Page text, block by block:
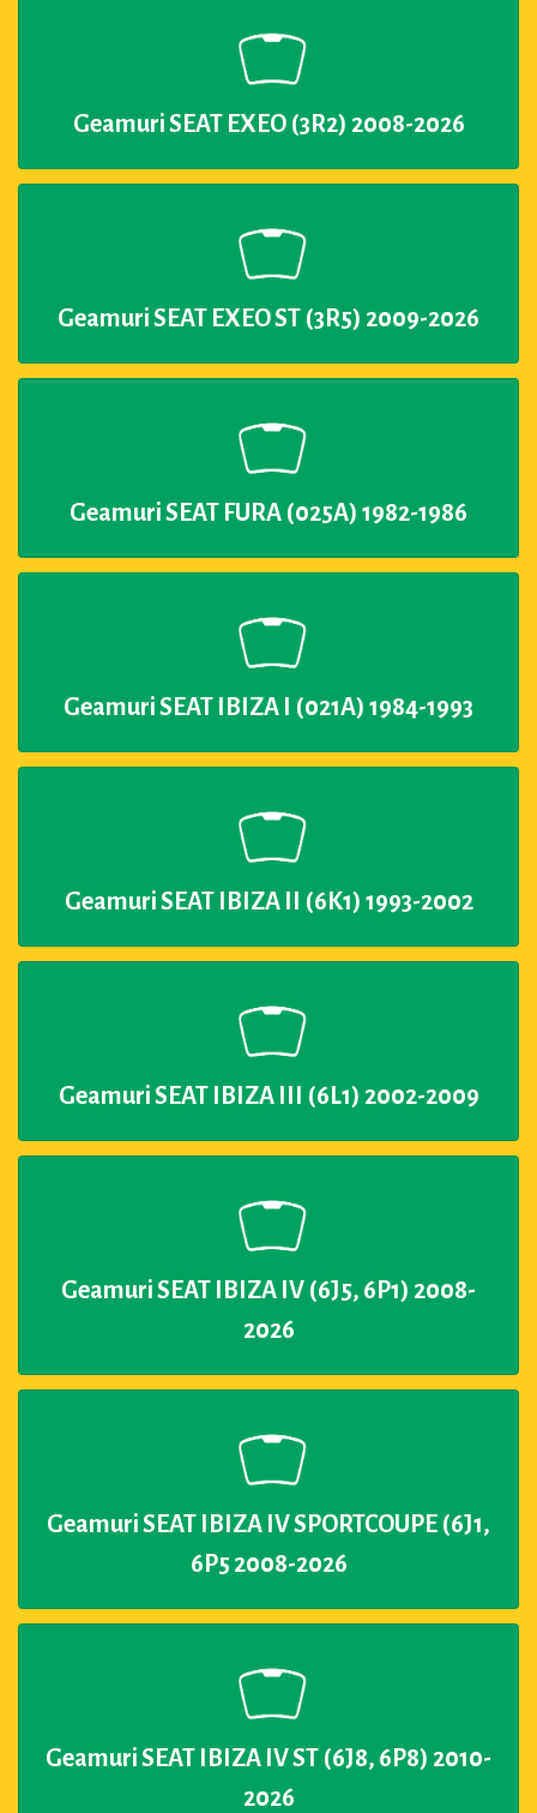
Geamuri SEAT EXEO (3R2) 2008-2026
Geamuri SEAT EXEO ST (3R5) 2009-2026
Geamuri SEAT FURA (025A) 1982-1986
Geamuri SEAT IBIZA I (021A) 1984-1993
Geamuri SEAT IBIZA II (6K1) 1993-2002
Geamuri SEAT IBIZA III (6L1) 2002-2009
Geamuri SEAT IBIZA IV (6J5, 6P1) 2008-
2026
Geamuri SEAT IBIZA IV SPORTCOUPE (6J1,
6P5 2008-2026
Geamuri SEAT IBIZA IV ST (6J8, 6P8) 2010-
2026